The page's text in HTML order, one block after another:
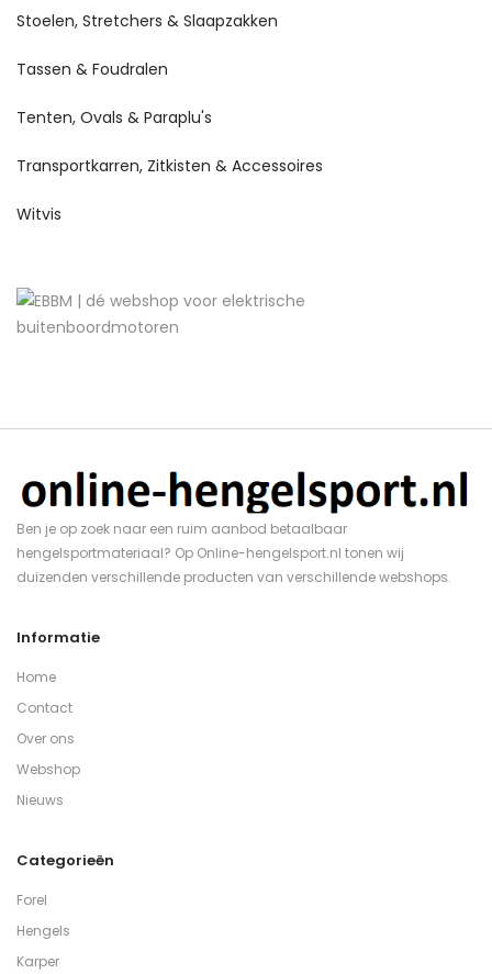
Stoelen, Stretchers & Slaapzakken
Tassen & Foudralen
Tenten, Ovals & Paraplu's
Transportkarren, Zitkisten & Accessoires
Witvis
Ben je op zoek naar een ruim aanbod betaalbaar
hengelsportmateriaal? Op Online-hengelsport.nl tonen wij
duizenden verschillende producten van verschillende webshops.
Informatie
Home
Contact
Over ons
Webshop
Nieuws
Categorieën
Forel
Hengels
Karper